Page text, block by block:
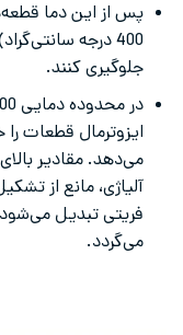
پس از این دما
400 درجه
جلوگیری کنند.
ایزوترمال قطعات
می‌دهد. مقادیر
آلیاژی، مانع از
فریتی تبدیل
می‌گردد.